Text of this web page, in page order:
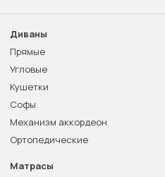
Диваны
Прямые
Угловые
Кушетки
Софы
Механизм аккордеон
Ортопедические
Матрасы